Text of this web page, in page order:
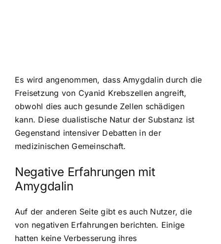
Es wird angenommen, dass Amygdalin durch die
Freisetzung von Cyanid Krebszellen angreift,
obwohl dies auch gesunde Zellen schädigen
kann. Diese dualistische Natur der Substanz ist
Gegenstand intensiver Debatten in der
medizinischen Gemeinschaft.
Negative Erfahrungen mit
Amygdalin
Auf der anderen Seite gibt es auch Nutzer, die
von negativen Erfahrungen berichten. Einige
hatten keine Verbesserung ihres